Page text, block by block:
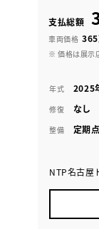
支払総額
車両価格 365
※ 価格は展示
年式 2025
修復 なし
整備 定期
NTP名古